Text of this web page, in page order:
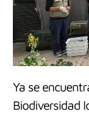
Ya se
Biodiversidad